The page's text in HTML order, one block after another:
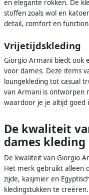
en elegante rokken. De
stoffen zoals wol en
detail, comfort en
Vrijetijdskleding
Giorgio Armani biedt ook
voor dames. Deze items
loungekleding tot casual
van Armani is ontworpen
waardoor je je altijd goed
De kwaliteit
dames kleding
De kwaliteit van Giorgio
Het merk gebruikt alleen
zijde, kasjmier en
kledingstukken te